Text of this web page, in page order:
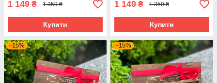
1 149 ₴ 1 359 ₴
Купити
1 149 ₴ 1 359 ₴
Купити
–15% –15%